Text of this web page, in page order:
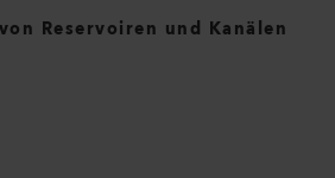
Reservoiren und Kanälen